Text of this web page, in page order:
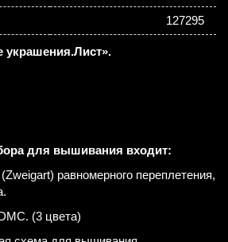
127295
украшения.Лист».
для вышивания входит:
равномерного переплетения,
(3 цвета)